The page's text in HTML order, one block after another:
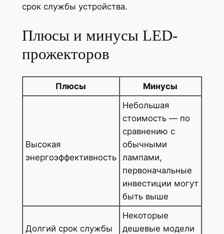
срок службы устройства.
Плюсы и минусы LED-
прожекторов
Плюсы Минусы
Высокая
энергоэффективность
Небольшая
стоимость — по
сравнению с
обычными
лампами,
первоначальные
инвестиции могут
быть выше
Долгий срок службы
Некоторые
дешевые модели